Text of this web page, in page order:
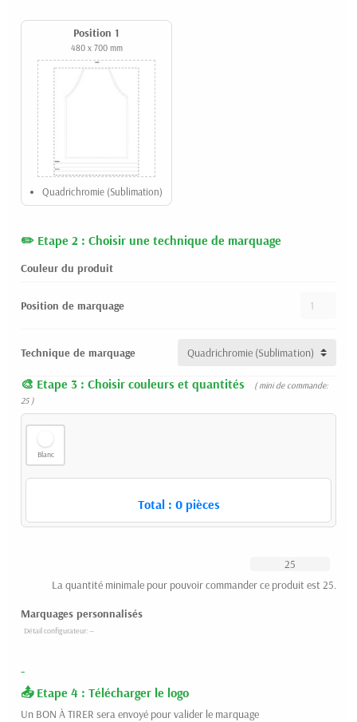
Position 1
480 x 700 mm
Quadrichromie (Sublimation)
Etape 2 : Choisir une technique de marquage
Couleur du produit
Position de marquage
Technique de marquage
Etape 3 : Choisir couleurs et quantités
( mini de commande:
25 )
Blanc
Total : 0pièces
La quantité minimale pour pouvoir commander ce produit est 25.
Marquages personnalisés
-
Etape 4 : Télécharger le logo
Un BON À TIRER sera envoyé pour valider le marquage